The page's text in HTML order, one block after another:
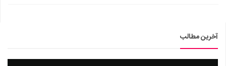
آخرین مطالب